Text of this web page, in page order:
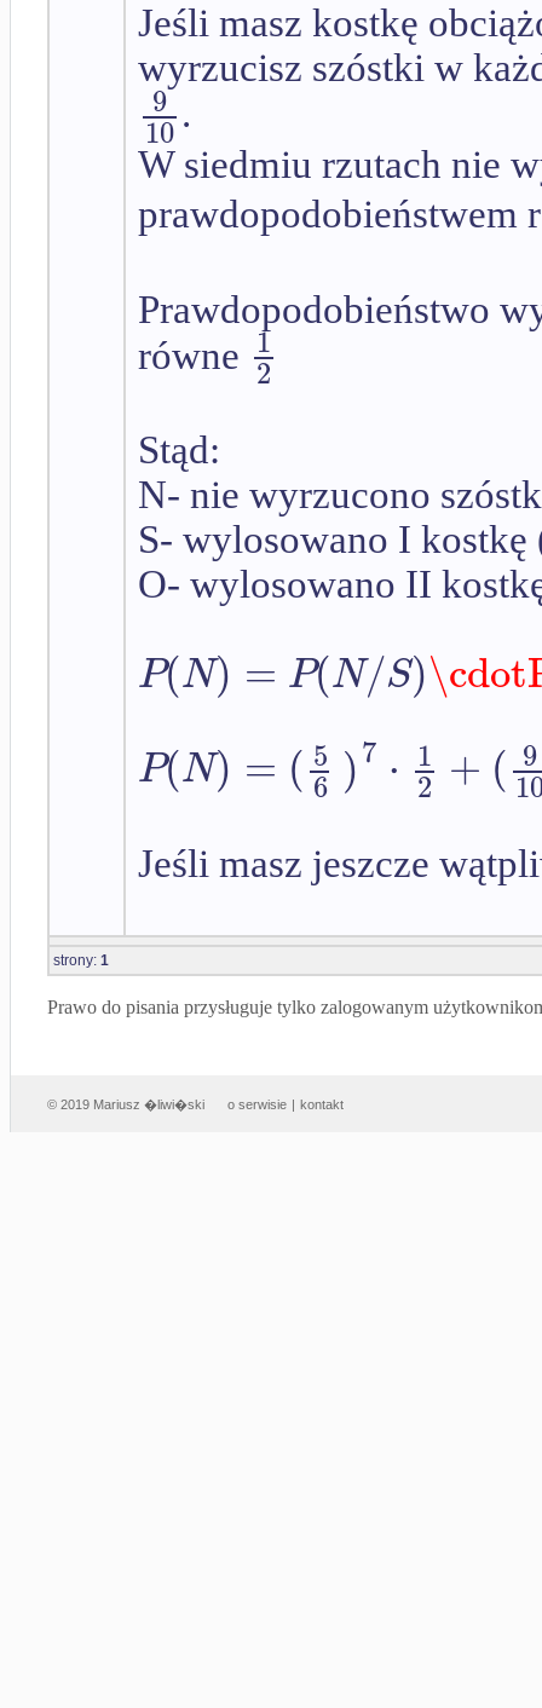
Jeśli masz kostkę
wyrzucisz szóstki w
9
10 .
W siedmiu rzutach nie
prawdopodobieństwem
Prawdopodobieństwo
równe 1
2
Stąd:
N- nie wyrzucono
S- wylosowano I kostkę
O- wylosowano II
P(N) = P(N/S)
P(N) = ( 5
6 )7 ⋅ 1
2 + ( 9
Jeśli masz jeszcze
strony: 1
Prawo do pisania przysługuje tylko zalogowanym
© 2019 Mariusz �liwi�ski o serwisie | kontakt